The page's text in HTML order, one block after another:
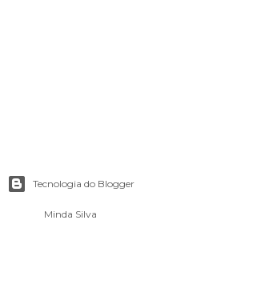
Tecnologia do Blogger
Minda Silva